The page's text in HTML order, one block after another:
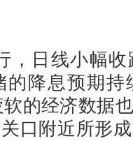
日线小幅收
的降息预期
的经济数据
口附近所形